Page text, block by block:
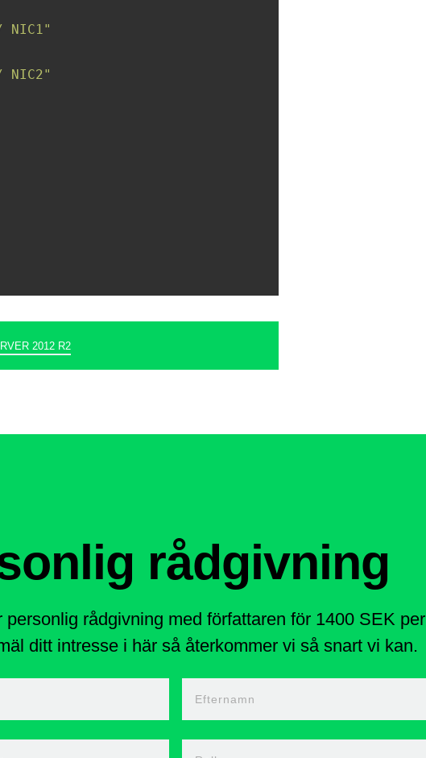
NIC1"
NIC2"
2012 R2
rådgivning
personlig rådgivning med författaren för 1400 SEK per
ditt intresse i här så återkommer vi så snart vi kan.
Efternamn